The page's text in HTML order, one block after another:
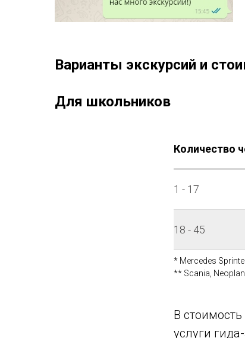
Варианты экскурсий и
Для школьников
Количество
1 - 17
18 - 45
* Mercedes
** Scania, Neoplan
В
услуги